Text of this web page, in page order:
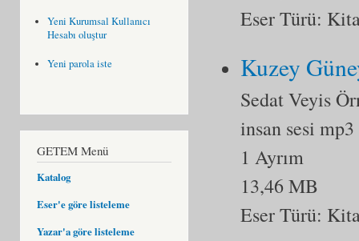
Yeni Kurumsal Kullanıcı
Hesabı oluştur
Yeni parola iste
GETEM Menü
Katalog
Eser'e göre listeleme
Yazar'a göre listeleme
Eser Türü:
Kuzey
Sedat Veyis
insan sesi mp3
1 Ayrım
13,46 MB
Eser Türü: